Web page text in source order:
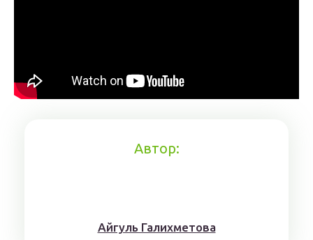
Автор:
Айгуль Галихметова